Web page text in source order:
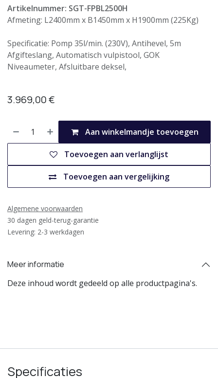
Artikelnummer: SGT-FPBL2500H
Afmeting: L2400mm x B1450mm x H1900mm (225Kg)
Specificatie: Pomp 35l/min. (230V), Antihevel, 5m
Afgifteslang, Automatisch vulpistool, GOK
Niveaumeter, Afsluitbare deksel,
3.969,00€
Aan winkelmandje toevoegen
Toevoegen aan vergelijking
Toevoegen aan verlanglijst
Algemene voorwaarden
30 dagen geld-terug-garantie
Levering: 2-3 werkdagen
Meer informatie
Deze inhoud wordt gedeeld op alle productpagina's.
Specificaties